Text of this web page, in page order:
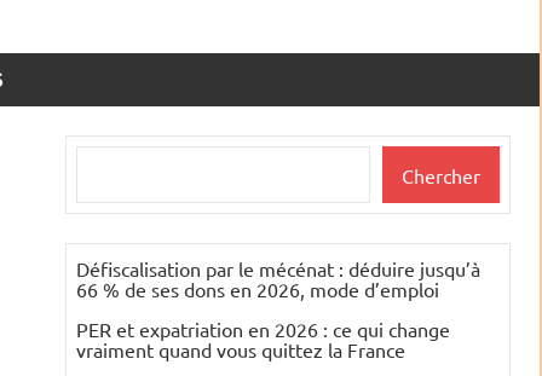
Chercher
Défiscalisation par le mécénat : déduire jusqu’à
66 % de ses dons en 2026, mode d’emploi
PER et expatriation en 2026 : ce qui change
vraiment quand vous quittez la France